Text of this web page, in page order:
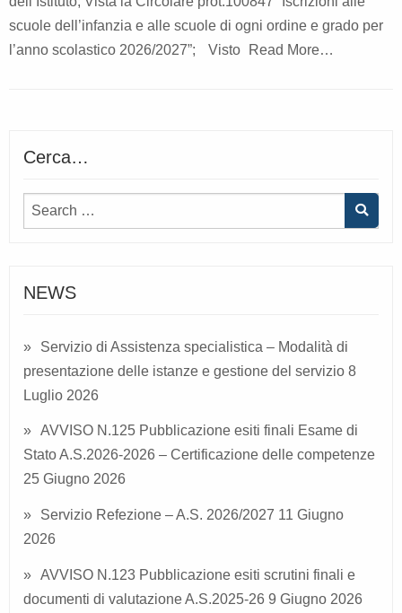
scuole dell’infanzia e alle scuole di ogni ordine e grado per
l’anno scolastico 2026/2027”; Visto
Read More…
Cerca…
NEWS
Servizio di Assistenza specialistica – Modalità di
presentazione delle istanze e gestione del servizio 8
Luglio 2026
AVVISO N.125 Pubblicazione esiti finali Esame di
Stato A.S.2026-2026 – Certificazione delle competenze
25 Giugno 2026
Servizio Refezione – A.S. 2026/2027 11 Giugno
2026
AVVISO N.123 Pubblicazione esiti scrutini finali e
documenti di valutazione A.S.2025-26 9 Giugno 2026